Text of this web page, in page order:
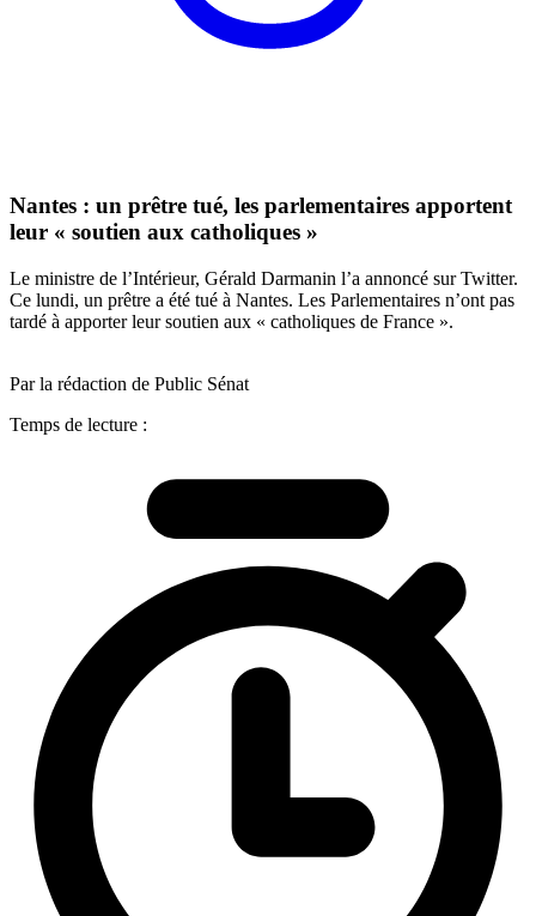
Nantes : un prêtre tué, les parlementaires apportent
leur « soutien aux catholiques »
Le ministre de l’Intérieur, Gérald Darmanin l’a annoncé sur Twitter.
Ce lundi, un prêtre a été tué à Nantes. Les Parlementaires n’ont pas
tardé à apporter leur soutien aux « catholiques de France ».
Par la rédaction de Public Sénat
Temps de lecture :